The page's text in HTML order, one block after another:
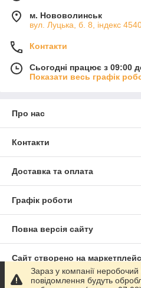
м. Нововолинськ
вул. Луцька, б. 8, індекс
Контакти
Сьогодні працює з 09:00
Показати весь графік
Про нас
Контакти
Доставка та оплата
Графік роботи
Повна версія сайту
Сайт створено на
Зараз у компанії
повідомлення будуть